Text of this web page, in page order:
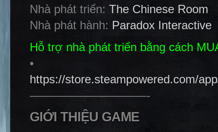
Nhà phát triển: The Chinese Room
Nhà phát hành: Paradox Interactive
Hỗ trợ nhà phát triển bằng cách
•
https://store.steampowered.com/
——————————-
GIỚI THIỆU GAME